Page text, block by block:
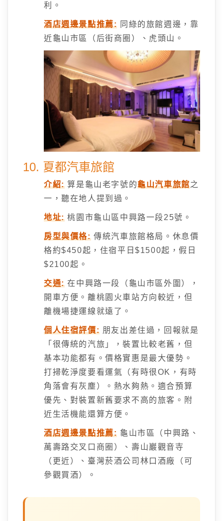
利。
酒店週邊景點推薦: 同綠的旅館週邊，靠
近龜山市區（后街商圈）、虎頭山。
10. 夏都汽車旅館
介紹:算是龜山老字號的龜山汽車旅館之
一，聽在地人提到過。
地址:桃園市龜山區中興路一段25號。
房型與價格:傳統汽車旅館格局。休息價
格約$450起，住宿平日$1500起，假日
$2100起。
交通:在中興路一段（龜山市區外圍），
開車方便。離桃園火車站方向較近，但
離機場捷運線就遠了。
個人住宿評價: 朋友出差住過，回報就是
「很傳統的汽旅」，裝置比較老舊，但
基本功能都有。價格實惠是最大優勢。
打掃乾淨度要看運氣（有時很OK，有時
角落會有灰塵）。熱水夠熱。適合預算
優先、對裝置新舊要求不高的旅客。附
近生活機能還算方便。
酒店週邊景點推薦: 龜山市區（中興路、
萬壽路交叉口商圈）、壽山巖觀音寺
（更近）、臺灣菸酒公司林口酒廠（可
參觀買酒）。